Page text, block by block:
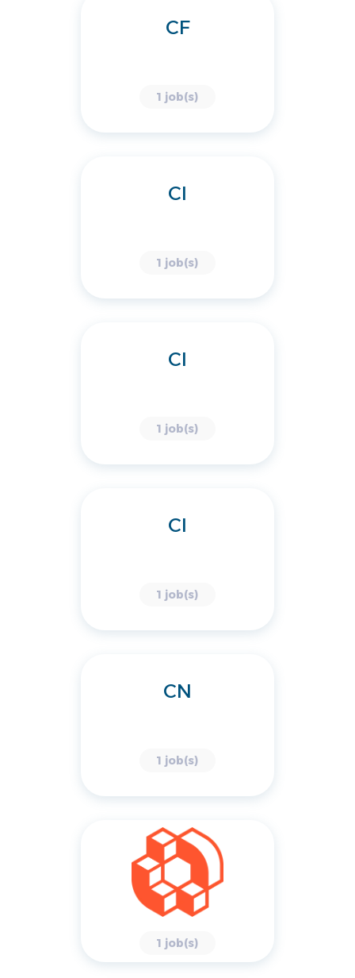
CF
1 job(s)
CI
1 job(s)
CI
1 job(s)
CI
1 job(s)
CN
1 job(s)
1 job(s)